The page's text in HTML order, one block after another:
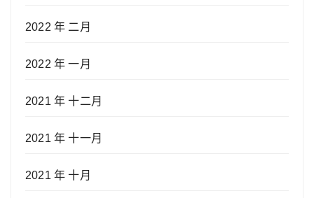
2022 年 二月
2022 年 一月
2021 年 十二月
2021 年 十一月
2021 年 十月